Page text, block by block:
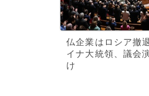
仏企業はロシア撤
イナ大統領、議会
け